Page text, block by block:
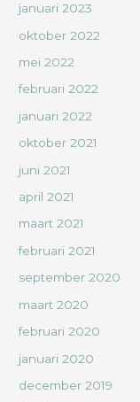
januari 2023
oktober 2022
mei 2022
februari 2022
januari 2022
oktober 2021
juni 2021
april 2021
maart 2021
februari 2021
september 2020
maart 2020
februari 2020
januari 2020
december 2019